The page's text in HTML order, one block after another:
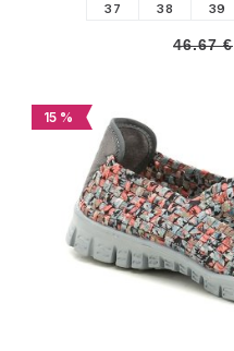
37 38 39
46.67 €
15 %